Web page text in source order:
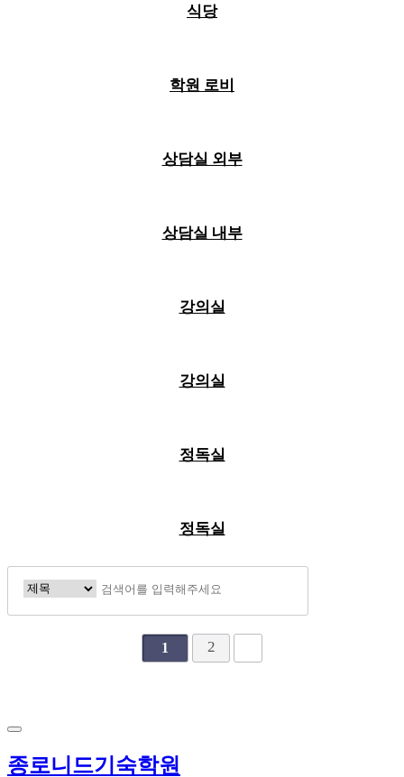
식당
학원 로비
상담실 외부
상담실 내부
강의실
강의실
정독실
정독실
1 2
종로니드기숙학원